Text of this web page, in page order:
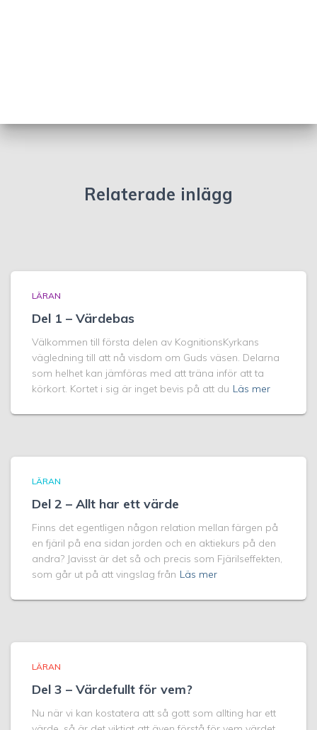
Relaterade inlägg
LÄRAN
Del 1 – Värdebas
Välkommen till första delen av KognitionsKyrkans
vägledning till att nå visdom om Guds väsen. Delarna
som helhet kan jämföras med att träna inför att ta
körkort. Kortet i sig är inget bevis på att du Läs mer
LÄRAN
Del 2 – Allt har ett värde
Finns det egentligen någon relation mellan färgen på
en fjäril på ena sidan jorden och en aktiekurs på den
andra? Javisst är det så och precis som Fjärilseffekten,
som går ut på att vingslag från Läs mer
LÄRAN
Del 3 – Värdefullt för vem?
Nu när vi kan kostatera att så gott som allting har ett